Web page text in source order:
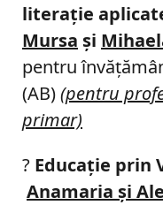
literație
Mursa şi
pentru
(AB)(pentru
primar)
? Educație prin
Anamaria şi